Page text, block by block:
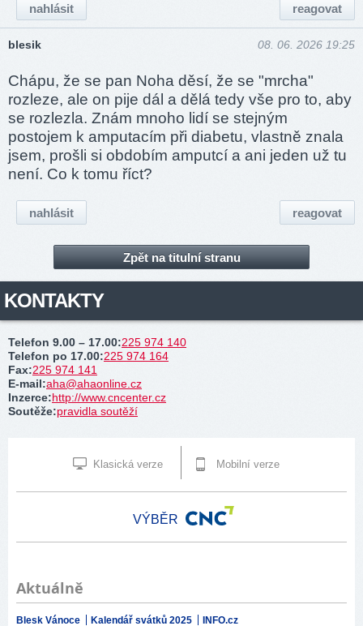
reagovat
nahlásit
blesik 08. 06. 2026 19:25
Chápu, že se pan Noha děsí, že se "mrcha"
rozleze, ale on pije dál a dělá tedy vše pro to, aby
se rozlezla. Znám mnoho lidí se stejným
postojem k amputacím při diabetu, vlastně znala
jsem, prošli si obdobím amputcí a ani jeden už tu
není. Co k tomu říct?
reagovat
nahlásit
Zpět na titulní stranu
KONTAKTY
Telefon 9.00 – 17.00:225 974 140
Telefon po 17.00:225 974 164
Fax:225 974 141
E-mail:aha@ahaonline.cz
Inzerce:http://www.cncenter.cz
Soutěže:pravidla soutěží
Klasická verze Mobilní verze
VÝBĚR
Aktuálně
Blesk Vánoce Kalendář svátků 2025 INFO.cz